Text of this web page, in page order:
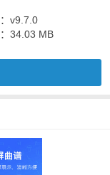
v9.7.0
34.03 MB